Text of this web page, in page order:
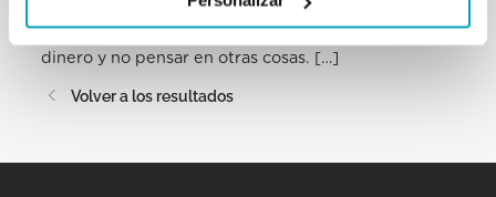
desconfianza en la vida, contra esta cultura que
dinero y no pensar en otras cosas. […]
Volver a los resultados